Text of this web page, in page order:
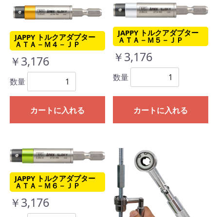
JAPPY トルクアダプター
ＡＴＡ－Ｍ４－ＪＰ
￥3,176
数量
カートに入れる
JAPPY トルクアダプター
ＡＴＡ－Ｍ５－ＪＰ
￥3,176
数量
カートに入れる
JAPPY トルクアダプター
ＡＴＡ－Ｍ６－ＪＰ
￥3,176